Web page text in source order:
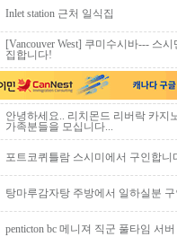
Inlet station 근처 일식집
[Vancouver West] 쿠미수시바--- 스
집합니다!
안녕하세요.. 리치몬드 리버락 카지
가족분들을 모십니다...
포트코퀴틀람 스시미에서 구인합니
탕마루감자탕 주방에서 일하실분
penticton bc 메니져 직군 풀타임 서